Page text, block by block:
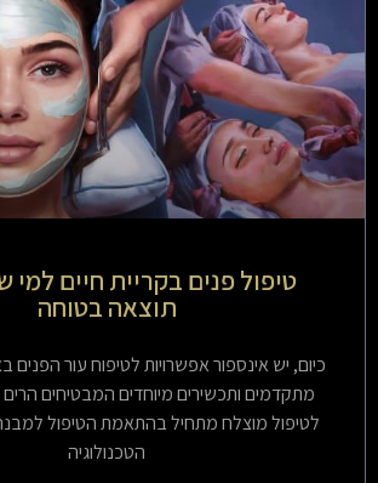
טיפול פנים בקריית חיים
תוצאה בטוחה
כיום, יש אינספור אפשרויות לטיפוח עור הפנים
מתקדמים ותכשירים מיוחדים המבטיחים
לטיפול מוצלח מתחיל בהתאמת הטיפול
הטכנולוגיה